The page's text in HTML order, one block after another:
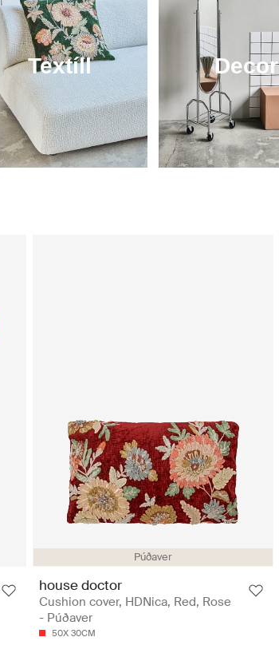
Púðaver
house doctor
Cushion cover, HDNica, Red, Rose
- Púðaver
50X 30CM
Textíll Decor